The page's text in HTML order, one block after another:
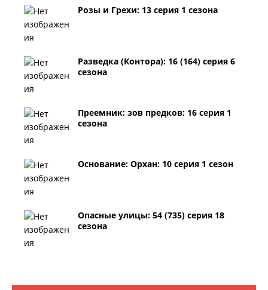
Розы и Грехи: 13 серия 1 сезона
Разведка (Контора): 16 (164) серия 6
сезона
Преемник: зов предков: 16 серия 1
сезона
Основание: Орхан: 10 серия 1 сезон
Опасные улицы: 54 (735) серия 18
сезона